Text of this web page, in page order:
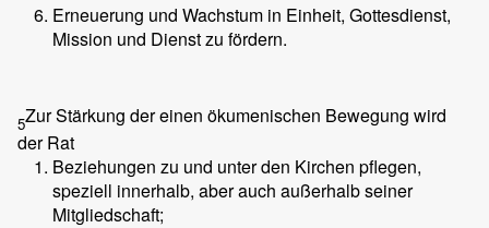
Erneuerung und Wachstum in Einheit, Gottesdienst,
Mission und Dienst zu fördern.
5Zur Stärkung der einen ökumenischen Bewegung wird
der Rat
Beziehungen zu und unter den Kirchen pflegen,
speziell innerhalb, aber auch außerhalb seiner
Mitgliedschaft;